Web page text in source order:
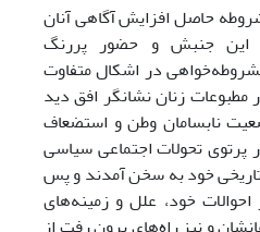
حاصل افزایش آگاهی آنان
این جنبش و حضور پررنگ
در اشکال متفاوت
مطبوعات زنان نشانگر افق دید
نابسامان وطن و استضعاف
پرتوی تحولات اجتماعی سیاسی
خود به سخن آمدند و پس
خود، علل و زمینه‌های